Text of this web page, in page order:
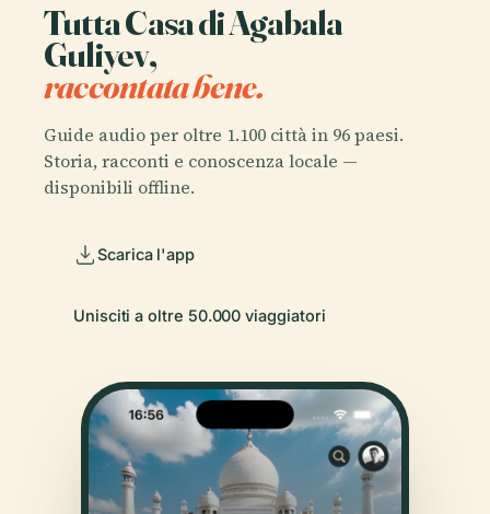
Tutta Casa di Agabala
Guliyev,
raccontata bene.
Guide audio per oltre 1.100 città in 96 paesi.
Storia, racconti e conoscenza locale —
disponibili offline.
Scarica l'app
Unisciti a oltre 50.000 viaggiatori